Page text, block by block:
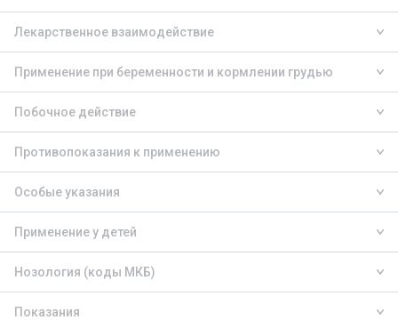
Лекарственное взаимодействие
Применение при беременности и кормлении грудью
Побочное действие
Противопоказания к применению
Особые указания
Применение у детей
Нозология (коды МКБ)
Показания